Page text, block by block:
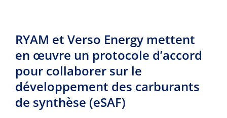
RYAM et Verso Energy mettent
en œuvre un protocole d’accord
pour collaborer sur le
développement des carburants
de synthèse (eSAF)